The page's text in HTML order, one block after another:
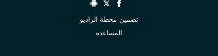
تضمين محطة الراديو
المساعدة